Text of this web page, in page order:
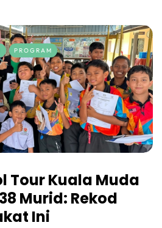
PROGRAM
Tour Kuala Muda
Murid: Rekod
Ini